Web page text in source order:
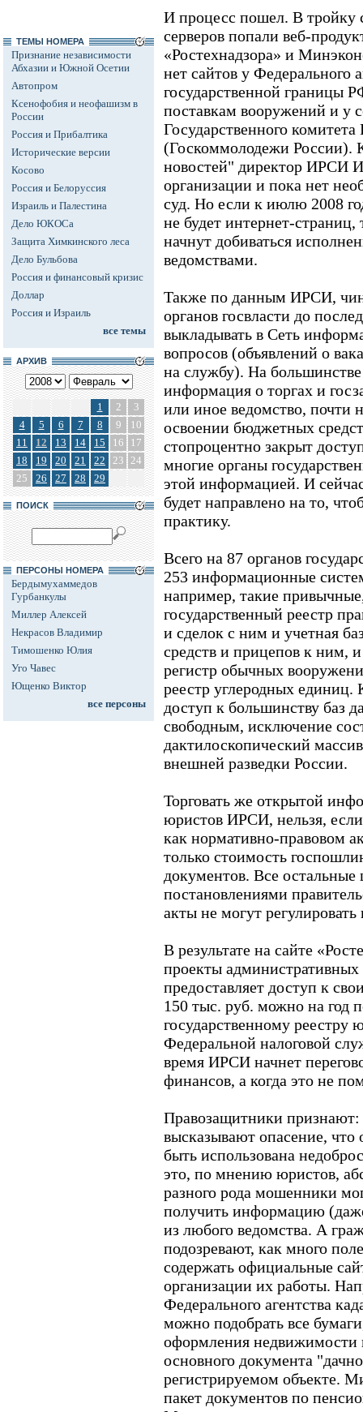
ТЕМЫ НОМЕРА
Признание независимости
Абхазии и Южной Осетии
Автопром
Ксенофобия и неофашизм в
России
Россия и Прибалтика
Исторические версии
Косово
Россия и Белоруссия
Израиль и Палестина
Дело ЮКОСа
Защита Химкинского леса
Дело Бульбова
Россия и финансовый кризис
Доллар
Россия и Израиль
все темы
АРХИВ
1 2
3
4
5 6 7 8 9
10
11
12 13 14 15 16
17
18
19 20 21 22 23 24
25
26 27 28 29
ПОИСК
ПЕРСОНЫ НОМЕРА
Бердымухаммедов
Гурбанкулы
Миллер Алексей
Некрасов Владимир
Тимошенко Юлия
Уго Чавес
Ющенко Виктор
все персоны
И процесс пошел. В
серверов попали веб-
«Ростехнадзора» и
нет сайтов у Федерального
государственной границы
поставкам вооружений и у
Государственного
(Госкоммолодежи России).
новостей" директор ИРСИ
организации и пока нет
суд. Но если к июлю 2008
не будет интернет-
начнут добиваться
ведомствами.
Также по данным ИРСИ,
органов госвласти до
выкладывать в Сеть
вопросов (объявлений о
на службу). На большинстве
информация о торгах и
или иное ведомство, почти
освоении бюджетных
стопроцентно закрыт
многие органы
этой информацией. И
будет направлено на то,
практику.
Всего на 87 органов
253 информационные
например, такие
государственный реестр
и сделок с ним и учетная
средств и прицепов к ним,
регистр обычных
реестр углеродных
доступ к большинству баз
свободным, исключение
дактилоскопический
внешней разведки России.
Торговать же открытой
юристов ИРСИ, нельзя, если
как нормативно-правовом
только стоимость
документов. Все
постановлениями
акты не могут
В результате на сайте
проекты административных
предоставляет доступ к
150 тыс. руб. можно на год
государственному реестру
Федеральной налоговой
время ИРСИ начнет
финансов, а когда это не
Правозащитники признают:
высказывают опасение, что
быть использована
это, по мнению юристов,
разного рода мошенники
получить информацию
из любого ведомства. А
подозревают, как много
содержать официальные
организации их работы.
Федерального агентства
можно подобрать все
оформления недвижимости
основного документа
регистрируемом объекте.
пакет документов по